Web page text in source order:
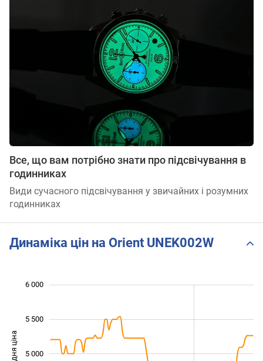
Все, що вам потрібно знати про підсвічування в
годинниках
Види сучасного підсвічування у звичайних і розумних
годинниках
Динаміка цін на Orient UNEK002W
4 000
5 000
5 500
6 000